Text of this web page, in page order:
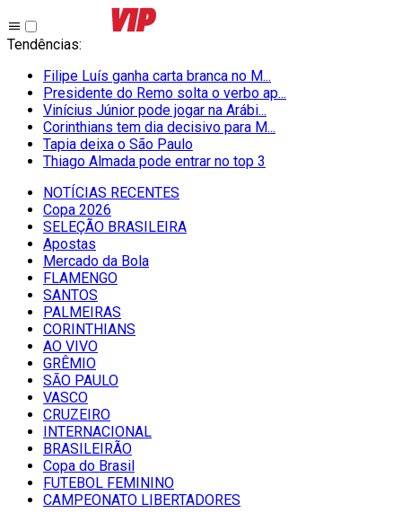
Tendências:
Filipe Luís ganha carta branca no M...
Presidente do Remo solta o verbo ap...
Vinícius Júnior pode jogar na Arábi...
Corinthians tem dia decisivo para M...
Tapia deixa o São Paulo
Thiago Almada pode entrar no top 3
NOTÍCIAS RECENTES
Copa 2026
SELEÇÃO BRASILEIRA
Apostas
Mercado da Bola
FLAMENGO
SANTOS
PALMEIRAS
CORINTHIANS
AO VIVO
GRÊMIO
SĀO PAULO
VASCO
CRUZEIRO
INTERNACIONAL
BRASILEIRÃO
Copa do Brasil
FUTEBOL FEMININO
CAMPEONATO LIBERTADORES